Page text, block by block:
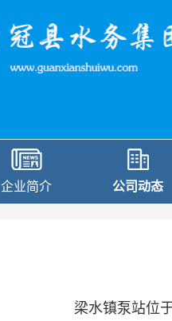
企业简介 公司动态
梁水镇泵站位